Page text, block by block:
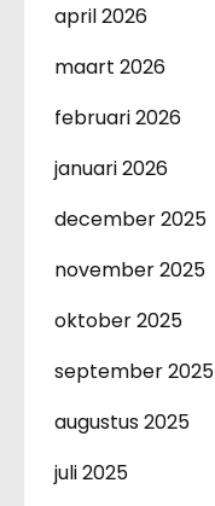
april 2026
maart 2026
februari 2026
januari 2026
december 2025
november 2025
oktober 2025
september 2025
augustus 2025
juli 2025